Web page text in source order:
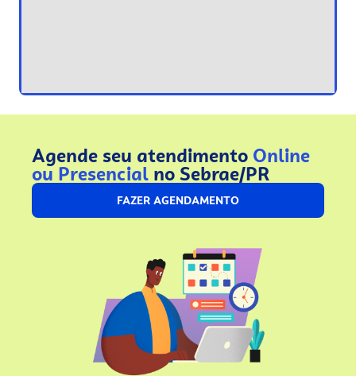
Agende seu atendimento Online
ou Presencial no Sebrae/PR
FAZER AGENDAMENTO